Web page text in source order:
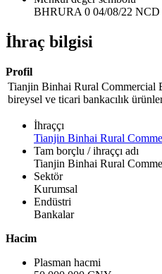
BHRURA 0 04/08/22 NCD
İhraç bilgisi
Profil
Tianjin Binhai Rural Commercial
bireysel ve ticari bankacılık
İhraççı
Tianjin Binhai Rural
Tam borçlu / ihraççı adı
Tianjin Binhai Rural
Sektör
Kurumsal
Endüstri
Bankalar
Hacim
Plasman hacmi